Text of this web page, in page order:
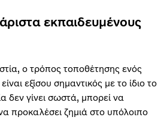
εκπαιδευμένους
ο τρόπος τοποθέτησης ενός
εξίσου σημαντικός με το ίδιο το
δεν γίνει σωστά, μπορεί να
προκαλέσει ζημιά στο υπόλοιπο